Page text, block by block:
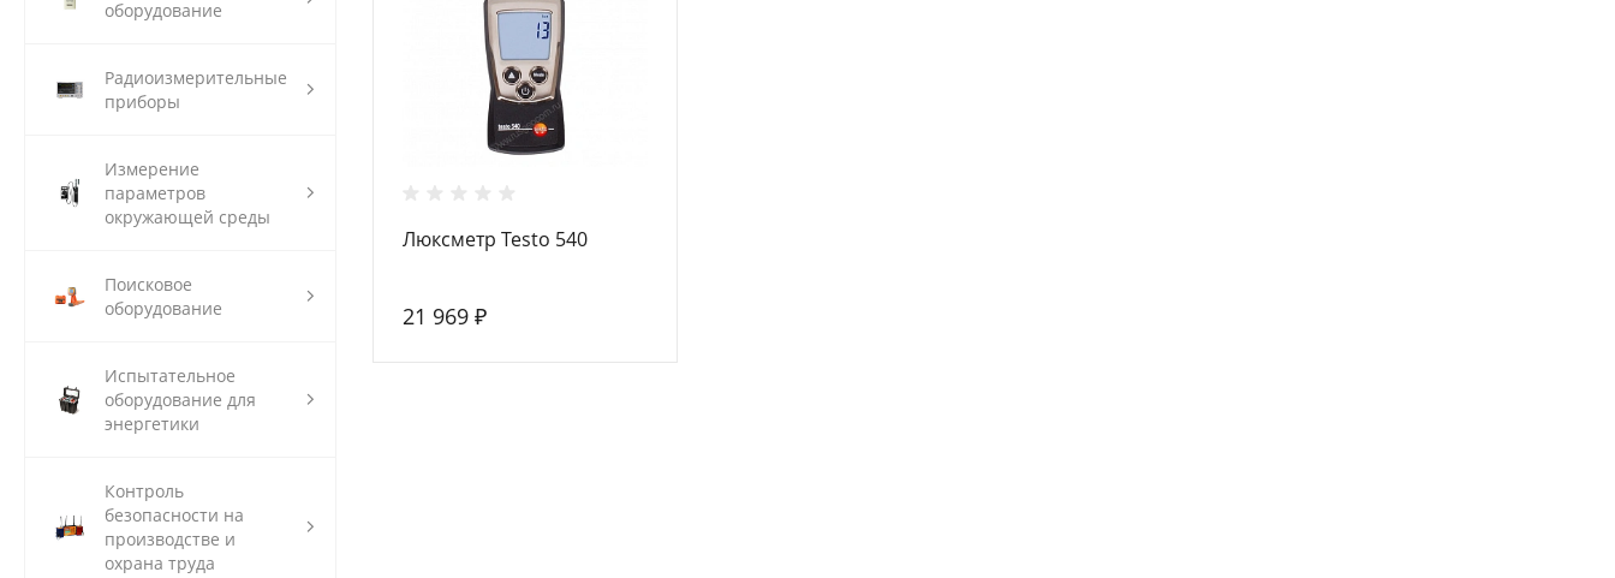
оборудование
Радиоизмерительные
приборы
Измерение
параметров
окружающей среды
Поисковое
оборудование
Испытательное
оборудование для
энергетики
Контроль
безопасности на
производстве и
охрана труда
Люксметр Testo 540
21 969 ₽